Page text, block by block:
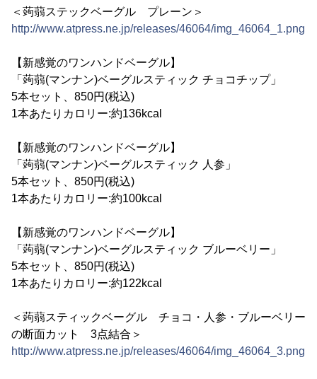
＜蒟蒻ステックベーグル プレーン＞
http://www.atpress.ne.jp/releases/46064/img_46064_1.png
【新感覚のワンハンドベーグル】
「蒟蒻(マンナン)ベーグルスティック チョコチップ」
5本セット、850円(税込)
1本あたりカロリー:約136kcal
【新感覚のワンハンドベーグル】
「蒟蒻(マンナン)ベーグルスティック 人参」
5本セット、850円(税込)
1本あたりカロリー:約100kcal
【新感覚のワンハンドベーグル】
「蒟蒻(マンナン)ベーグルスティック ブルーベリー」
5本セット、850円(税込)
1本あたりカロリー:約122kcal
＜蒟蒻スティックベーグル チョコ・人参・ブルーベリー
の断面カット 3点結合＞
http://www.atpress.ne.jp/releases/46064/img_46064_3.png